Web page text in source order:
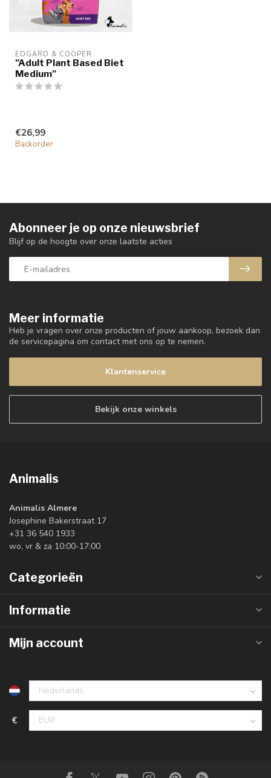
EDGARD & COOPER
"Adult Plant Based Biet
Medium"
€26,99
Backorder
Meer informatie
Heb je vragen over onze producten of jouw aankoop, bezoek dan
de servicepagina om contact met ons op te nemen.
Klantenservice
Bekijk onze winkels
Abonneer je op onze nieuwsbrief
Blijf op de hoogte over onze laatste acties
Animalis
Animalis Almere
Josephine Bakerstraat 17
+31 36 540 1933
wo, vr & za 10:00-17:00
Categorieën
Informatie
Mijn account
€